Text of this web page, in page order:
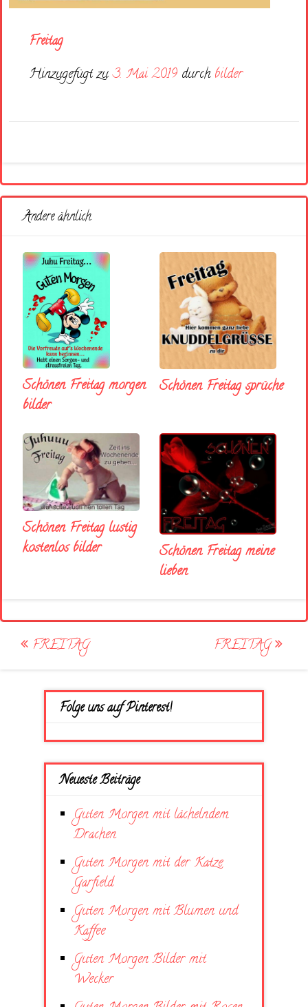
Freitag
Hinzugefügt zu3. Mai 2019 durch bilder
Andere ähnlich
Schönen Freitag morgen
bilder
Schönen Freitag sprüche
Schönen Freitag lustig
kostenlos bilder
Schönen Freitag meine
lieben
Post
navigation
FREITAG FREITAG
Folge uns auf Pinterest!
Neueste Beiträge
Guten Morgen mit lächelndem
Drachen
Guten Morgen mit der Katze
Garfield
Guten Morgen mit Blumen und
Kaffee
Guten Morgen Bilder mit
Wecker